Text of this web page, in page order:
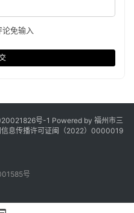
免输入
号-1 Powered by 福州市三
信息传播许可证闽（2022）0000019
号